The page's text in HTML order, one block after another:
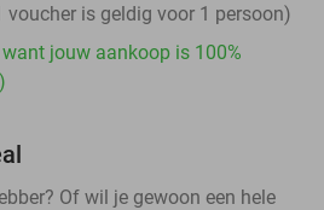
voucher is geldig voor 1 persoon)
jouw aankoop is 100%
Of wil je gewoon een hele